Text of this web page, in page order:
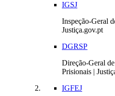
IGSJ
Inspeção-Geral
Justiça.gov.pt
DGRSP
Direção-Geral
Prisionais |
IGFEJ